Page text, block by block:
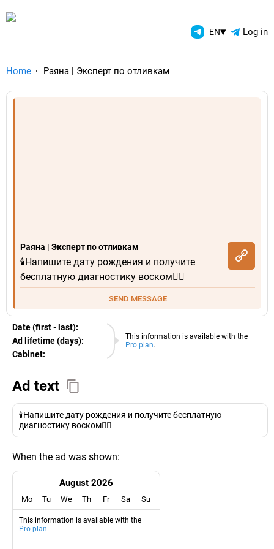
TelegramAds.com — EN▾ Log in
Home Раяна | Эксперт по отливкам
Раяна | Эксперт по отливкам
🕯️Напишите дату рождения и получите
бесплатную диагностику воском👇🏼
SEND MESSAGE
This information is available with the
Pro plan.
Date (first - last):
06.08.2026
Ad lifetime (days):
Cabinet:
EURO
Ad text
🕯️Напишите дату рождения и получите бесплатную
диагностику воском👇🏼
When the ad was shown:
August 2026
Mo Tu We Th Fr Sa Su
This information is available with the
Pro plan.